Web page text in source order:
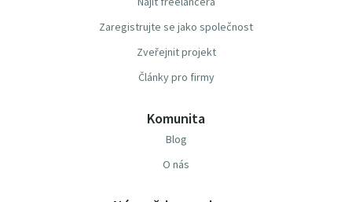
Zaregistrujte se jako společnost
Zveřejnit projekt
Články pro firmy
Komunita
Blog
O nás